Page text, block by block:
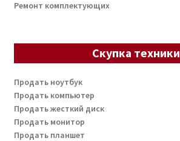
Ремонт комплектующих
Скупка техники
Продать ноутбук
Продать компьютер
Продать жесткий диск
Продать монитор
Продать планшет